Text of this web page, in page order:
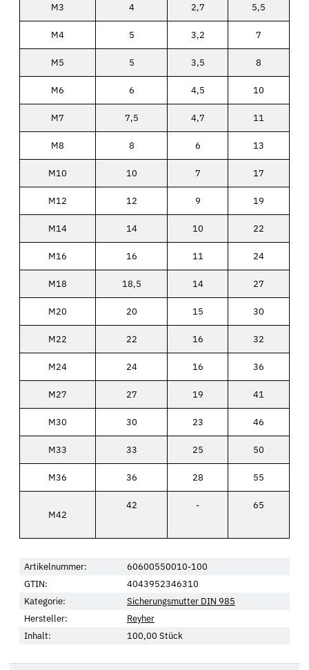
M3 4 2,7 5,5
M4 5 3,2 7
M5 5 3,5 8
M6 6 4,5 10
M7 7,5 4,7 11
M8 8 6 13
M10 10 7 17
M12 12 9 19
M14 14 10 22
M16 16 11 24
M18 18,5 14 27
M20 20 15 30
M22 22 16 32
M24 24 16 36
M27 27 19 41
M30 30 23 46
M33 33 25 50
M36 36 28 55
M42
42 - 65
Artikelnummer:
60600550010-100
GTIN:
4043952346310
Kategorie:
Sicherungsmutter DIN 985
Hersteller:
Reyher
Inhalt:
100,00 Stück